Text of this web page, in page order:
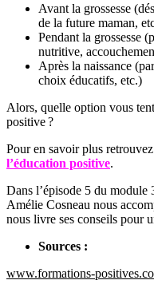
Avant la grossesse
de la future maman,
Pendant la grossesse
nutritive,
Après la naissance
choix éducatifs, etc.)
Alors, quelle option vous
positive ?
Pour en savoir plus
l’éducation positive.
Dans l’épisode 5 du module
Amélie Cosneau nous
nous livre ses conseils pour
Sources :
www.formations-